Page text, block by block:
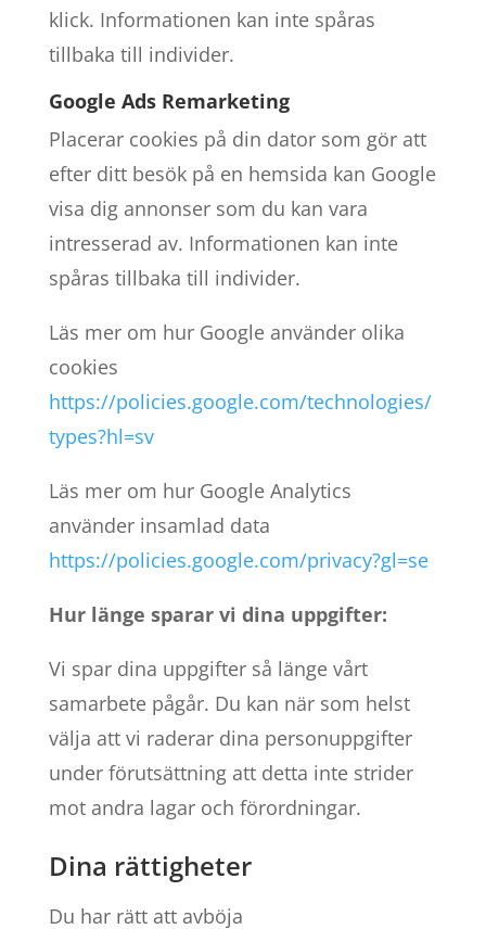
klick. Informationen kan inte spåras
tillbaka till individer.
Google Ads Remarketing
Placerar cookies på din dator som gör att
efter ditt besök på en hemsida kan Google
visa dig annonser som du kan vara
intresserad av. Informationen kan inte
spåras tillbaka till individer.
Läs mer om hur Google använder olika
cookies
https://policies.google.com/technologies/
types?hl=sv
Läs mer om hur Google Analytics
använder insamlad data
https://policies.google.com/privacy?gl=se
Hur länge sparar vi dina uppgifter:
Vi spar dina uppgifter så länge vårt
samarbete pågår. Du kan när som helst
välja att vi raderar dina personuppgifter
under förutsättning att detta inte strider
mot andra lagar och förordningar.
Dina rättigheter
Du har rätt att avböja